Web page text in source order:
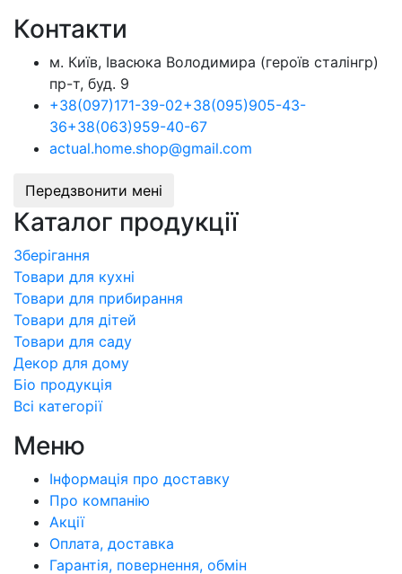
Контакти
м. Київ, Івасюка Володимира (героїв сталінгр)
пр-т, буд. 9
+38(097)171-39-02+38(095)905-43-
36+38(063)959-40-67
actual.home.shop@gmail.com
Передзвонити мені
Каталог продукції
Зберігання
Товари для кухні
Товари для прибирання
Товари для дітей
Товари для саду
Декор для дому
Бiо продукція
Всі категорії
Меню
Інформація про доставку
Про компанiю
Акції
Оплата, доставка
Гарантія, повернення, обмін